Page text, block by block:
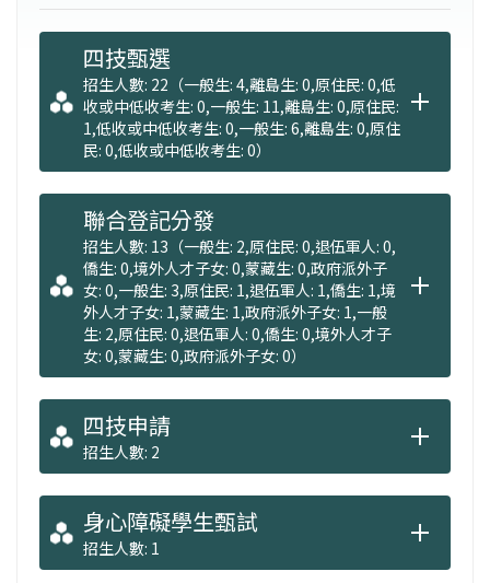
四技甄選
招生人數: 22（一般生: 4,離島生: 0,原住民: 0,低
收或中低收考生: 0,一般生: 11,離島生: 0,原住民:
1,低收或中低收考生: 0,一般生: 6,離島生: 0,原住
民: 0,低收或中低收考生: 0）
聯合登記分發
招生人數: 13（一般生: 2,原住民: 0,退伍軍人: 0,
僑生: 0,境外人才子女: 0,蒙藏生: 0,政府派外子
女: 0,一般生: 3,原住民: 1,退伍軍人: 1,僑生: 1,境
外人才子女: 1,蒙藏生: 1,政府派外子女: 1,一般
生: 2,原住民: 0,退伍軍人: 0,僑生: 0,境外人才子
女: 0,蒙藏生: 0,政府派外子女: 0）
四技申請
招生人數: 2
身心障礙學生甄試
招生人數: 1